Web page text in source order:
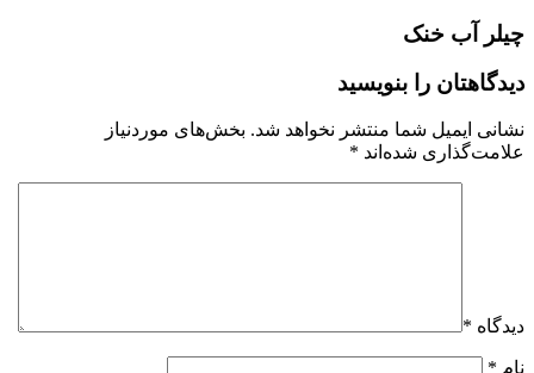
چیلر آب خنک
دیدگاهتان را بنویسید
نشانی ایمیل شما منتشر نخواهد شد. بخش‌های موردنیاز
علامت‌گذاری شده‌اند *
دیدگاه *
نام *